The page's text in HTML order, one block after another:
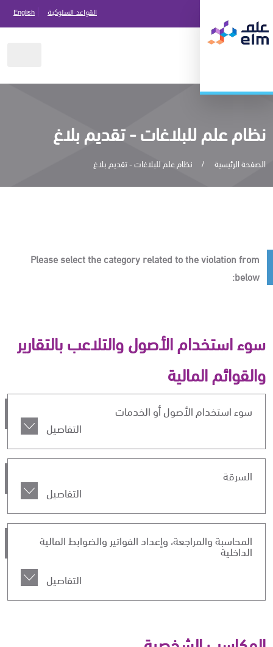
القواعد السلوكية English
نظام علم للبلاغات - تقديم بلاغ
الصفحة الرئيسية نظام علم للبلاغات - تقديم بلاغ
Please select the category related to the violation from
below:
سوء استخدام الأصول والتلاعب بالتقارير
والقوائم المالية
سوء استخدام الأصول أو الخدمات
التفاصيل
السرقة
التفاصيل
المحاسبة والمراجعة، وإعداد الفواتير والضوابط المالية
الداخلية
التفاصيل